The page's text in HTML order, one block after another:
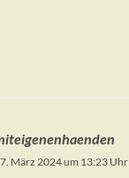
März 2024 um 13:23 Uhr